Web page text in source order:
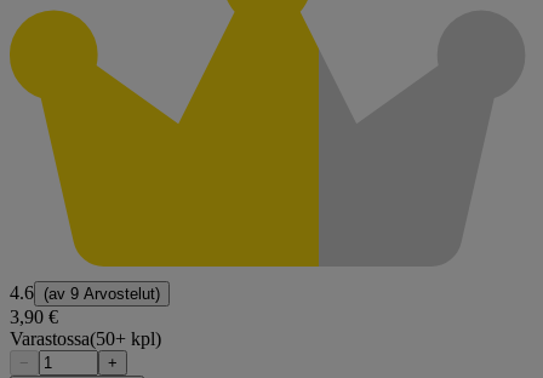
4.6 (av 9 Arvostelut)
3,90 €
Varastossa(50+ kpl)
−
+